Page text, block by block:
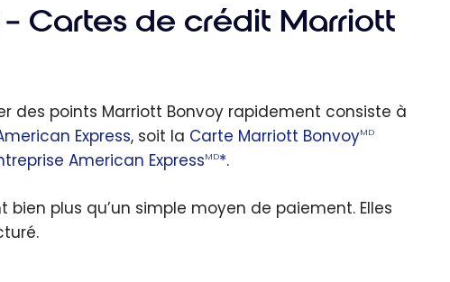
Cartes de crédit Marriott
des points Marriott Bonvoy rapidement consiste à
Express, soit la Carte Marriott BonvoyMD
American ExpressMD*.
plus qu’un simple moyen de paiement. Elles